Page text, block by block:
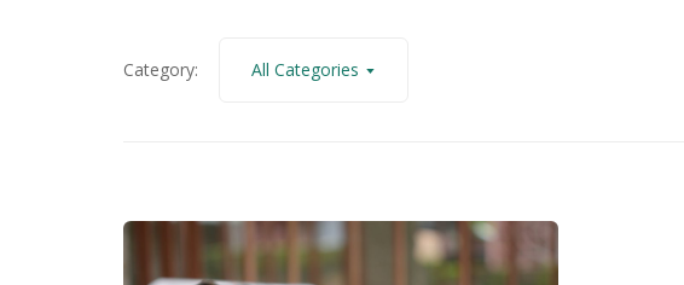
Category: All Categories